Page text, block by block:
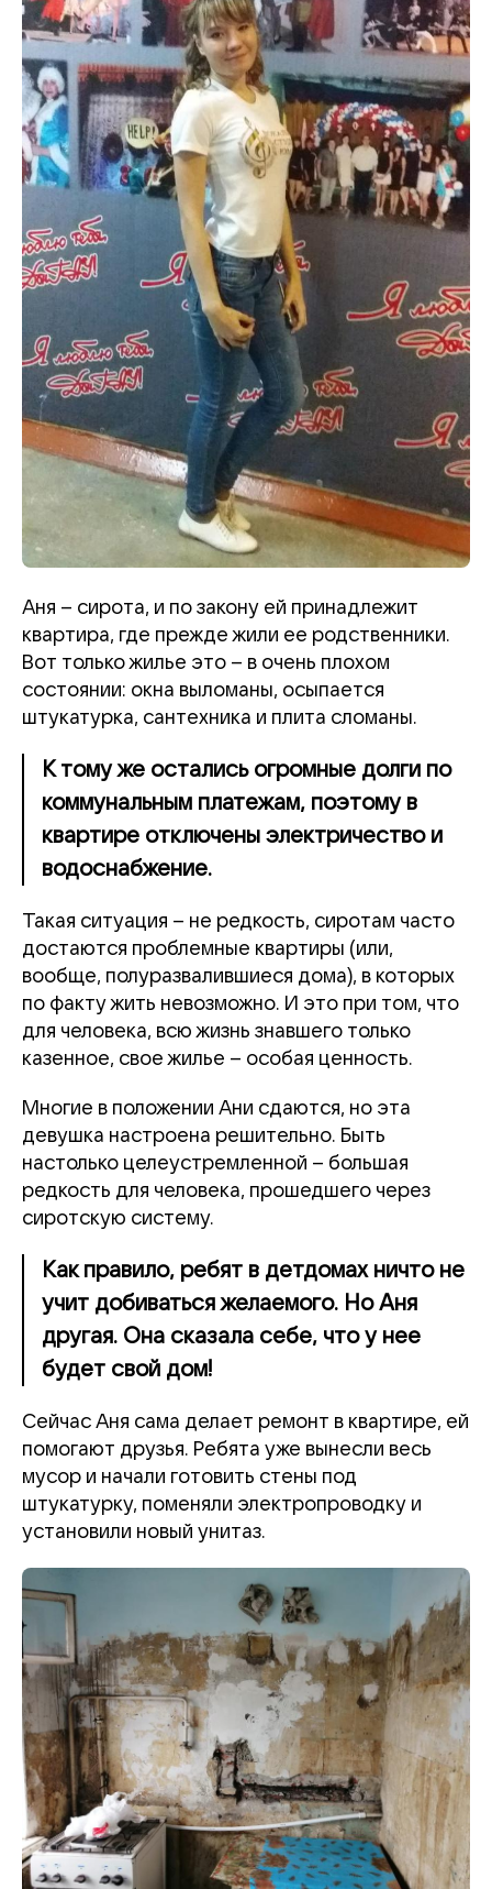
Аня – сирота, и по закону ей принадлежит
квартира, где прежде жили ее родственники.
Вот только жилье это – в очень плохом
состоянии: окна выломаны, осыпается
штукатурка, сантехника и плита сломаны.
К тому же остались огромные долги по
коммунальным платежам, поэтому в
квартире отключены электричество и
водоснабжение.
Такая ситуация – не редкость, сиротам часто
достаются проблемные квартиры (или,
вообще, полуразвалившиеся дома), в которых
по факту жить невозможно. И это при том, что
для человека, всю жизнь знавшего только
казенное, свое жилье – особая ценность.
Многие в положении Ани сдаются, но эта
девушка настроена решительно. Быть
настолько целеустремленной – большая
редкость для человека, прошедшего через
сиротскую систему.
Как правило, ребят в детдомах ничто не
учит добиваться желаемого. Но Аня
другая. Она сказала себе, что у нее
будет свой дом!
Сейчас Аня сама делает ремонт в квартире, ей
помогают друзья. Ребята уже вынесли весь
мусор и начали готовить стены под
штукатурку, поменяли электропроводку и
установили новый унитаз.